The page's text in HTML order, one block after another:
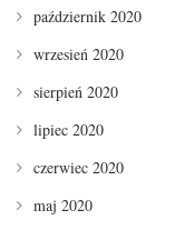
październik 2020
wrzesień 2020
sierpień 2020
lipiec 2020
czerwiec 2020
maj 2020